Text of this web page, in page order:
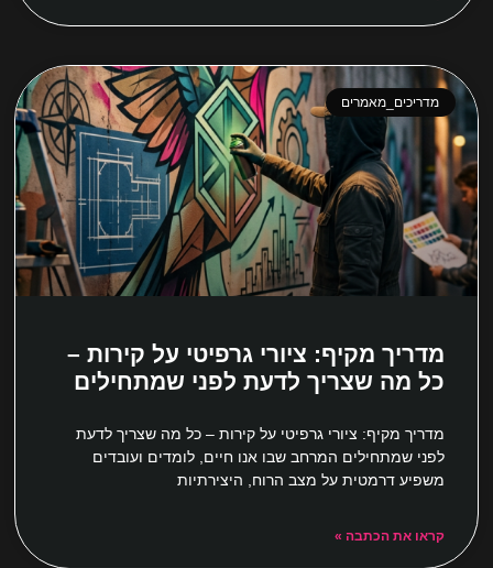
מדריכים_מאמרים
מדריך מקיף: ציורי גרפיטי על קירות –
כל מה שצריך לדעת לפני שמתחילים
מדריך מקיף: ציורי גרפיטי על קירות – כל מה שצריך לדעת
לפני שמתחילים המרחב שבו אנו חיים, לומדים ועובדים
משפיע דרמטית על מצב הרוח, היצירתיות
קראו את הכתבה »